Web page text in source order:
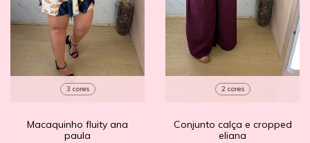
3 cores
Macaquinho fluity ana
paula
2 cores
Conjunto calça e cropped
eliana